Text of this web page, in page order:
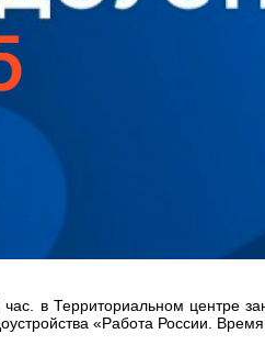
в Территориальном центре
«Работа России.